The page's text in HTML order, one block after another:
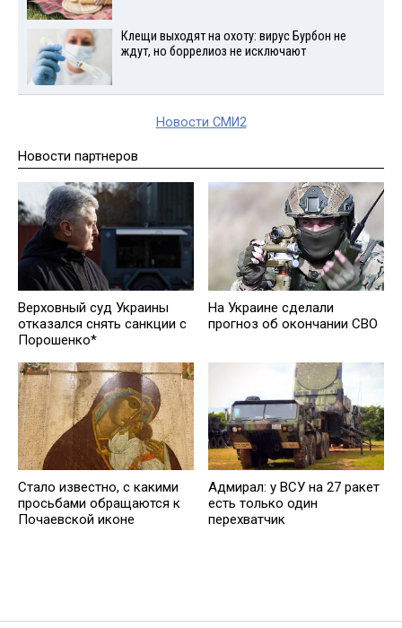
Клещи выходят на охоту: вирус Бурбон не
ждут, но боррелиоз не исключают
Новости СМИ2
Новости партнеров
Верховный суд Украины
отказался снять санкции с
Порошенко*
На Украине сделали
прогноз об окончании СВО
Стало известно, с какими
просьбами обращаются к
Почаевской иконе
Адмирал: у ВСУ на 27 ракет
есть только один
перехватчик